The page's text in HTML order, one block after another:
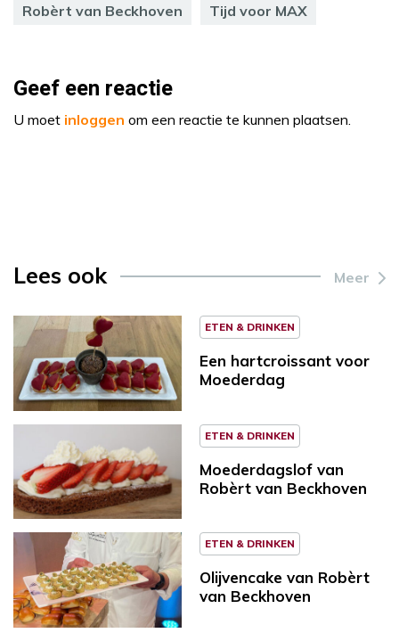
Robèrt van Beckhoven Tijd voor MAX
Geef een reactie
U moet inloggen om een reactie te kunnen plaatsen.
Lees ook Meer
ETEN & DRINKEN
Een hartcroissant voor
Moederdag
ETEN & DRINKEN
Moederdagslof van
Robèrt van Beckhoven
ETEN & DRINKEN
Olijvencake van Robèrt
van Beckhoven